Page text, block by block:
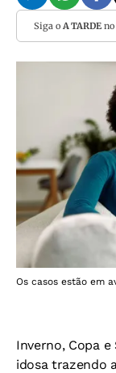
Siga o A TARDEno
Os casos estão em
Inverno, Copa
idosa trazendo